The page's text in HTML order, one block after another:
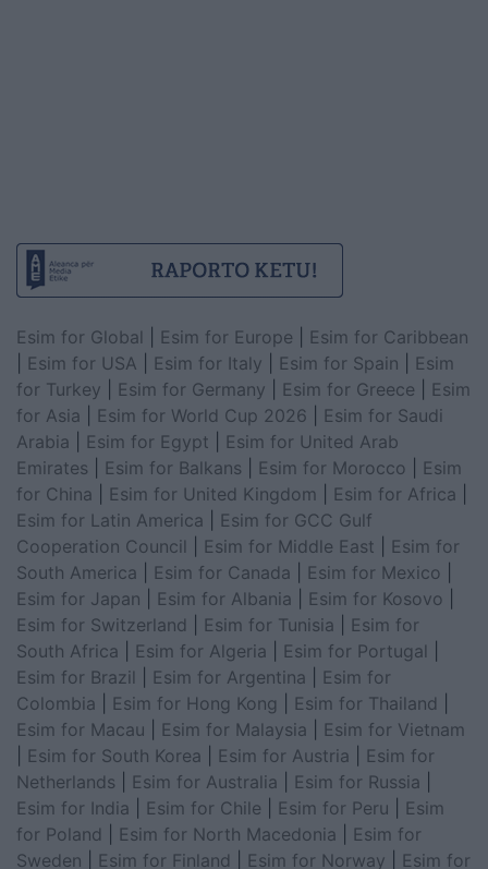
Esim for Global Esim for Europe
Esim for Caribbean
Esim for USA Esim for Italy Esim for Spain
Esim
for Turkey
Esim for Germany Esim for Greece
Esim
for Asia
Esim for World Cup 2026
Esim for Saudi
Arabia
Esim for Egypt
Esim for United Arab
Emirates
Esim for Balkans Esim for Morocco
Esim
for China
Esim for United Kingdom Esim for Africa
Esim for Latin America
Esim for GCC Gulf
Cooperation Council
Esim for Middle East
Esim for
South America
Esim for Canada Esim for Mexico
Esim for Japan
Esim for Albania Esim for Kosovo
Esim for Switzerland
Esim for Tunisia
Esim for
South Africa
Esim for Algeria Esim for Portugal
Esim for Brazil
Esim for Argentina
Esim for
Colombia
Esim for Hong Kong Esim for Thailand
Esim for Macau
Esim for Malaysia
Esim for Vietnam
Esim for South Korea Esim for Austria
Esim for
Netherlands
Esim for Australia Esim for Russia
Esim for India
Esim for Chile Esim for Peru
Esim
for Poland
Esim for North Macedonia
Esim for
Sweden
Esim for Finland Esim for Norway
Esim for